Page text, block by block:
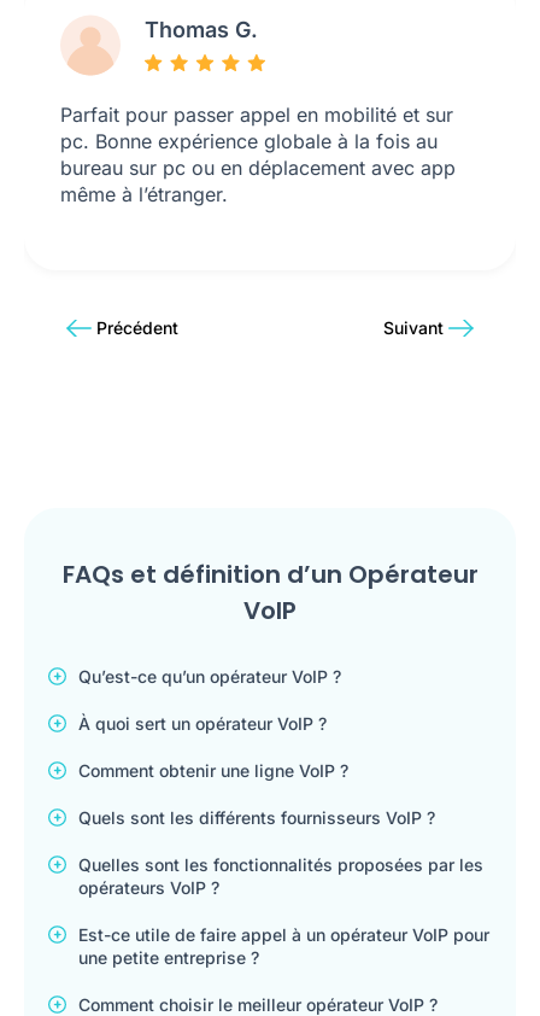
Thomas G.
Parfait pour passer appel en mobilité et sur
pc. Bonne expérience globale à la fois au
bureau sur pc ou en déplacement avec app
même à l’étranger.
Précédent Suivant
FAQs et définition d’un Opérateur
VoIP
Qu’est-ce qu’un opérateur VoIP ?
À quoi sert un opérateur VoIP ?
Comment obtenir une ligne VoIP ?
Quels sont les différents fournisseurs VoIP ?
Quelles sont les fonctionnalités proposées par les
opérateurs VoIP ?
Est-ce utile de faire appel à un opérateur VoIP pour
une petite entreprise ?
Comment choisir le meilleur opérateur VoIP ?